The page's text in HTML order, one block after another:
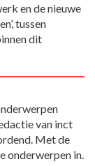
en de nieuwe
tussen
dit
van inct
Met de
onderwerpen in.